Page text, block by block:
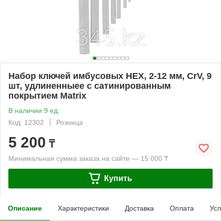
Набор ключей имбусовых HEX, 2-12 мм, CrV, 9
шт, удлиненныее с сатинированным
покрытием Matrix
В наличии 9 ед.
Код: 12302
Розница
5 200 ₸
Минимальная сумма заказа на сайте — 15 000 ₸
Купить
Описание Характеристики Доставка Оплата